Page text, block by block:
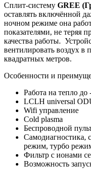
Сплит-систему GREE
оставлять включённой
ночном режиме она
показателями, не теряя
качества работы.
вентилировать воздух
квадратных метров.
Особенности и
Работа на тепло до
LCLH universal
Wifi управление
Cold plasma
Беспроводной
Самодиагностика,
режим, турбо
Фильтр с ионами
Возможность